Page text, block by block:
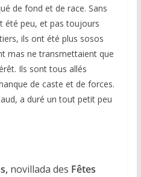
de fond et de race. Sans
été peu, et pas toujours
ils ont été plus sosos
mas ne transmettaient que
Ils sont tous allés
de caste et de forces.
a duré un tout petit peu
novillada des Fêtes